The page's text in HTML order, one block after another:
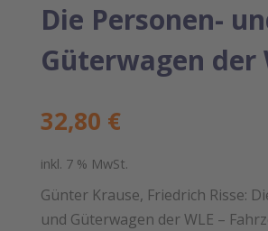
Die Personen-
Güterwagen der
32,80 €
inkl. 7 % MwSt.
Günter Krause, Friedrich Risse:
und Güterwagen der WLE –